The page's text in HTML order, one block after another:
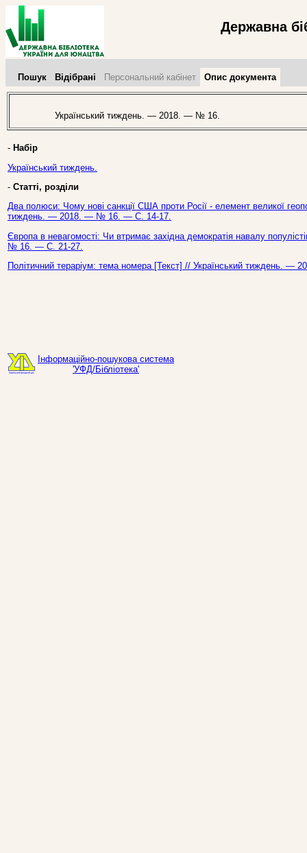
Державна
Пошук Відібрані Персональний кабінет Опис документа
Український тиждень. — 2018. — № 16.
- Набір
Український тиждень.
- Статті, розділи
Два полюси: Чому нові санкції США проти Росії - елемент великої
тиждень. — 2018. — № 16. — С. 14-17.
Європа в невагомості: Чи втримає західна демократія навалу
№ 16. — С. 21-27.
Політичний тераріум: тема номера [Текст] // Український тиждень.
Інформаційно-пошукова система
'УФД/Бібліотека'